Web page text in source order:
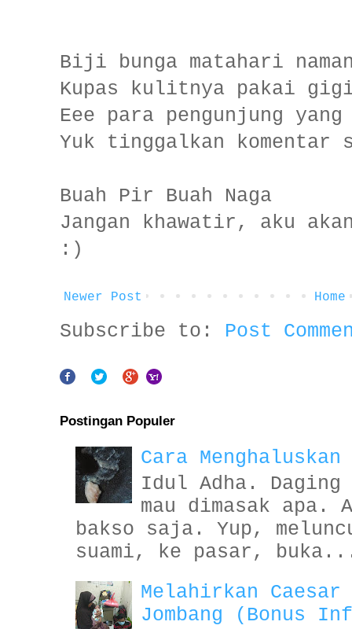
Biji bunga matahari
Kupas kulitnya pakai
Eee para pengunjung
Yuk tinggalkan komentar
Buah Pir Buah Naga
Jangan khawatir, aku
:)
Newer Post Home
Subscribe to: Post
Postingan Populer
Cara
Idul Adha. Daging
mau dimasak
bakso saja. Yup,
suami, ke pasar,
Melahirkan
Jombang (Bonus